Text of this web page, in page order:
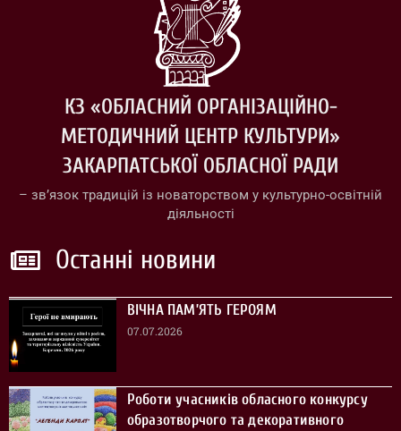
КЗ «ОБЛАСНИЙ ОРГАНІЗАЦІЙНО-
МЕТОДИЧНИЙ ЦЕНТР КУЛЬТУРИ»
ЗАКАРПАТСЬКОЇ ОБЛАСНОЇ РАДИ
– зв’язок традицій із новаторством у культурно-освітній
діяльності
Останні новини
ВІЧНА ПАМ’ЯТЬ ГЕРОЯМ
07.07.2026
Роботи учасників обласного конкурсу
образотворчого та декоративного